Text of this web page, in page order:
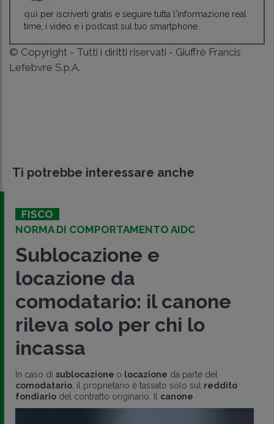
qui per iscriverti gratis e seguire tutta l'informazione real
time, i video e i podcast sul tuo smartphone.
© Copyright - Tutti i diritti riservati - Giuffrè Francis
Lefebvre S.p.A.
Ti potrebbe interessare anche
FISCO
NORMA DI COMPORTAMENTO AIDC
Sublocazione e
locazione da
comodatario: il canone
rileva solo per chi lo
incassa
In caso di sublocazione o locazione da parte del
comodatario, il proprietario è tassato solo sul reddito
fondiario del contratto originario. Il canone